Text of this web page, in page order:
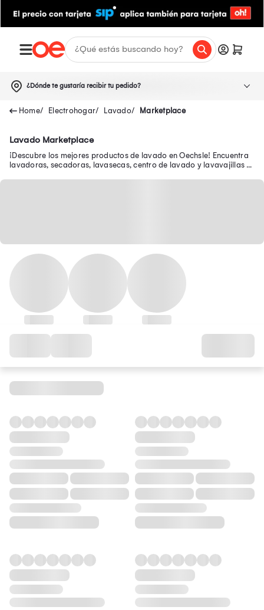
¿Dónde te gustaría recibir tu pedido?
Electrohogar Lavado Marketplace
Lavado Marketplace
¡Descubre los mejores productos de lavado en Oechsle! Encuentra
lavadoras, secadoras, lavasecas, centro de lavado y lavavajillas a